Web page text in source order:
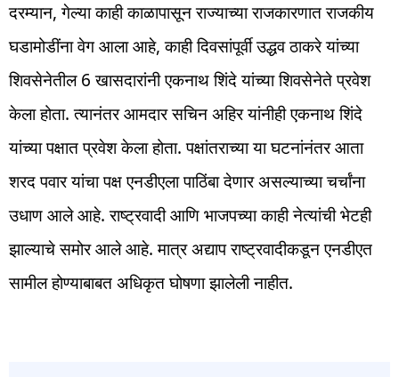
दरम्यान, गेल्या काही काळापासून राज्याच्या राजकारणात राजकीय
घडामोडींना वेग आला आहे, काही दिवसांपूर्वी उद्धव ठाकरे यांच्या
शिवसेनेतील 6 खासदारांनी एकनाथ शिंदे यांच्या शिवसेनेते प्रवेश
केला होता. त्यानंतर आमदार सचिन अहिर यांनीही एकनाथ शिंदे
यांच्या पक्षात प्रवेश केला होता. पक्षांतराच्या या घटनांनंतर आता
शरद पवार यांचा पक्ष एनडीएला पाठिंबा देणार असल्याच्या चर्चांना
उधाण आले आहे. राष्ट्रवादी आणि भाजपच्या काही नेत्यांची भेटही
झाल्याचे समोर आले आहे. मात्र अद्याप राष्ट्रवादीकडून एनडीएत
सामील होण्याबाबत अधिकृत घोषणा झालेली नाहीत.